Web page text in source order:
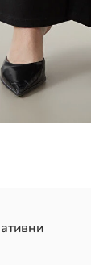
ниски
към